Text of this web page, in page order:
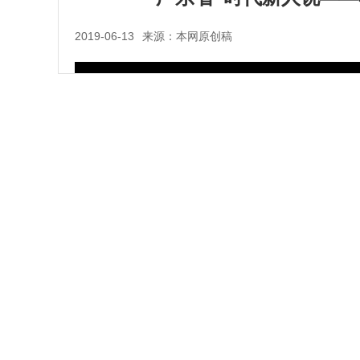
2019-06-13 来源：本网原创稿